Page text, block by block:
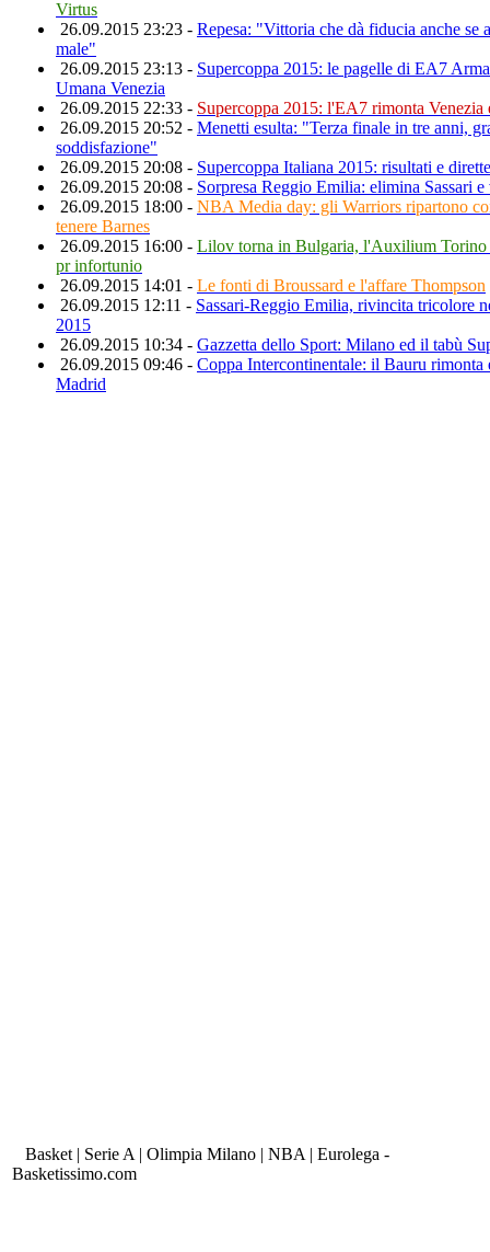
Virtus
26.09.2015 23:23 - Repesa: "Vittoria che dà fiducia anche se
male"
26.09.2015 23:13 - Supercoppa 2015: le pagelle di EA7
Umana Venezia
26.09.2015 22:33 - Supercoppa 2015: l'EA7 rimonta Venezia
26.09.2015 20:52 - Menetti esulta: "Terza finale in tre anni,
soddisfazione"
26.09.2015 20:08 - Supercoppa Italiana 2015: risultati e
26.09.2015 20:08 - Sorpresa Reggio Emilia: elimina Sassari
26.09.2015 18:00 - NBA Media day: gli Warriors ripartono
tenere Barnes
26.09.2015 16:00 - Lilov torna in Bulgaria, l'Auxilium Torino
pr infortunio
26.09.2015 14:01 - Le fonti di Broussard e l'affare Thompson
26.09.2015 12:11 - Sassari-Reggio Emilia, rivincita tricolore
2015
26.09.2015 10:34 - Gazzetta dello Sport: Milano ed il tabù
26.09.2015 09:46 - Coppa Intercontinentale: il Bauru rimonta
Madrid
Basket | Serie A | Olimpia Milano | NBA | Eurolega -
Basketissimo.com